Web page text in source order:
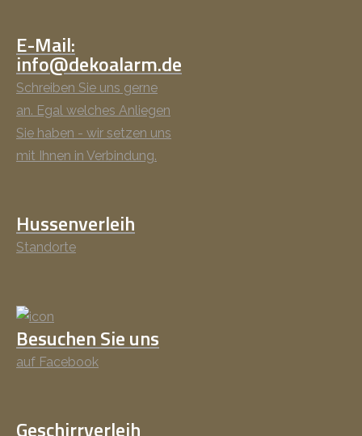
E-Mail:
info@dekoalarm.de
Schreiben Sie uns gerne
an. Egal welches Anliegen
Sie haben - wir setzen uns
mit Ihnen in Verbindung.
Hussenverleih
Standorte
Besuchen Sie uns
auf Facebook
Geschirrverleih